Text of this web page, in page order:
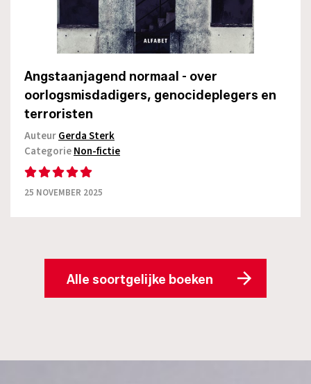
Angstaanjagend normaal - over
oorlogsmisdadigers, genocideplegers en
terroristen
AuteurGerda Sterk
CategorieNon-fictie
25 NOVEMBER 2025
Alle soortgelijke boeken